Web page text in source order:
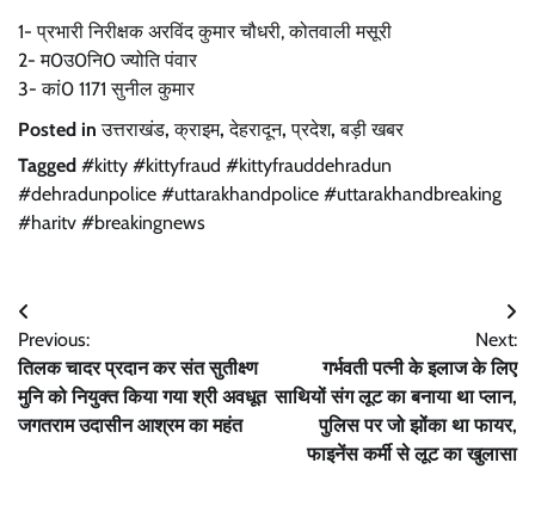
1- प्रभारी निरीक्षक अरविंद कुमार चौधरी, कोतवाली मसूरी
2- म0उ0नि0 ज्योति पंवार
3- कां0 1171 सुनील कुमार
Posted inउत्तराखंड,क्राइम,देहरादून,प्रदेश,बड़ी खबर
Tagged #kitty #kittyfraud #kittyfrauddehradun
#dehradunpolice #uttarakhandpolice #uttarakhandbreaking
#haritv #breakingnews
Post
navigation
Previous:
तिलक चादर प्रदान कर संत सुतीक्ष्ण
मुनि को नियुक्त किया गया श्री अवधूत
जगतराम उदासीन आश्रम का महंत
Next:
गर्भवती पत्नी के इलाज के लिए
साथियों संग लूट का बनाया था प्लान,
पुलिस पर जो झोंका था फायर,
फाइनेंस कर्मी से लूट का खुलासा